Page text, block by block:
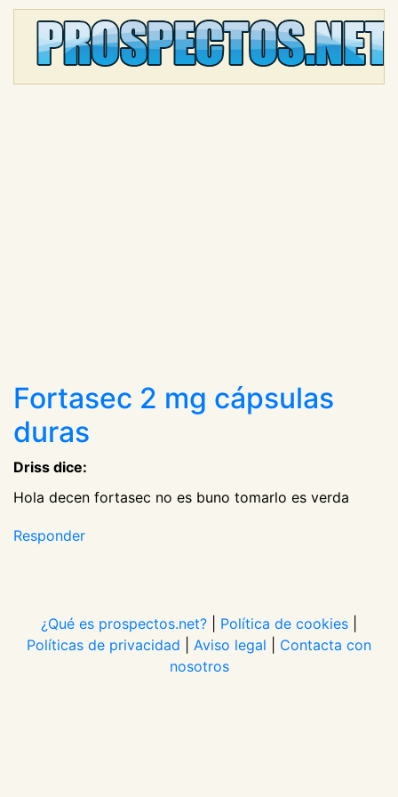
Fortasec 2 mg cápsulas
duras
Driss dice:
Hola decen fortasec no es buno tomarlo es verda
Responder
¿Qué es prospectos.net? Política de cookies
Políticas de privacidad
Aviso legal
Contacta con
nosotros